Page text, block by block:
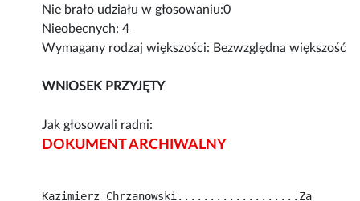
Nie brało udziału w głosowaniu:0
Nieobecnych: 4
Wymagany rodzaj większości: Bezwzględna większość
WNIOSEK PRZYJĘTY
Jak głosowali radni:
DOKUMENT ARCHIWALNY
Kazimierz Chrzanowski...................Za